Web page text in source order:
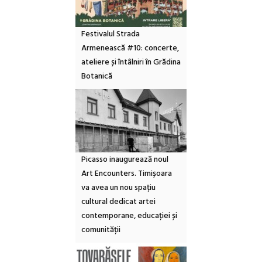
Festivalul Strada
Armenească #10: concerte,
ateliere și întâlniri în Grădina
Botanică
Picasso inaugurează noul
Art Encounters. Timișoara
va avea un nou spațiu
cultural dedicat artei
contemporane, educației și
comunității